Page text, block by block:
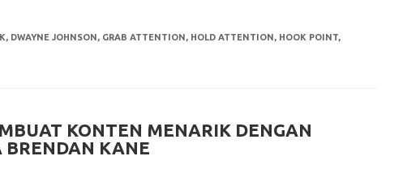
, DWAYNE JOHNSON, GRAB ATTENTION, HOLD ATTENTION, HOOK POINT,
KONTEN MENARIK DENGAN
BRENDAN KANE